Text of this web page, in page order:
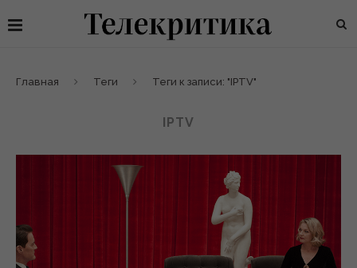
Главная Теги Теги к записи: "IPTV"
IPTV